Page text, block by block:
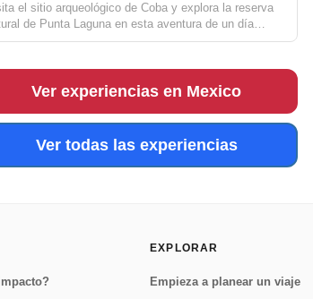
el sitio arqueológico de Coba y explora la reserva
de Punta Laguna en esta aventura de un día
La Expedición Maya del Interior combina una
maya pasado y pr...
Ver experiencias en Mexico
Ver todas las experiencias
EXPLORAR
Empieza a planear un viaje